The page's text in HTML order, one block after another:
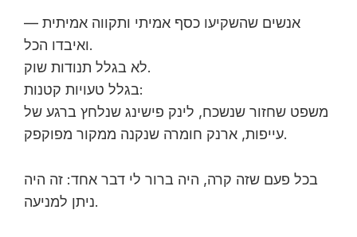
אנשים שהשקיעו כסף אמיתי ותקווה אמיתית —
ואיבדו הכל.
לא בגלל תנודות שוק.
בגלל טעויות קטנות:
משפט שחזור שנשכח, לינק פישינג שנלחץ ברגע של
עייפות, ארנק חומרה שנקנה ממקור מפוקפק.
בכל פעם שזה קרה, היה ברור לי דבר אחד: זה היה
ניתן למניעה.